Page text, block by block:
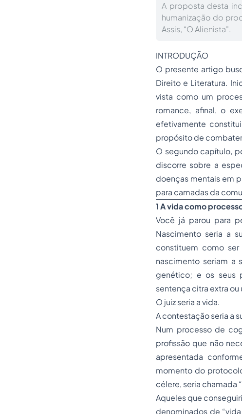
A proposta desta
humanização do
Assis, “O Alienista".
INTRODUÇÃO
O presente artigo
Direito e Literatura.
vista como um
romance, afinal, o
efetivamente
propósito de combater
O segundo capítulo,
discorre sobre a
doenças mentais em
para camadas da
1 A vida como
Você já parou para
Nascimento seria a
constituem como
nascimento seriam a
genético; e os seus
sentença citra extra ou
O juiz seria a vida.
A contestação seria a
Num processo de
profissão que não
apresentada
momento do
célere, seria chamada
Aqueles que
denominados de